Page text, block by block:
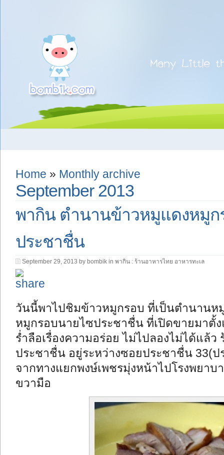
Home » Monthly archive
September 2013
พากิน ตำนานข้าวหมูแดงหมูก
ประชาชื่น
September 29, 2013 by bombik in พากิน : ร้านอาหารไทย อาหารทะเล
วันนี้พาไปชิมข้าวหมูกรอบ ที่เป็นตำนานห
หมูกรอบนายไซประชาชื่น ที่เปิดขายมาตั้
ร่ำลือเรื่องความอร่อย ไม่ไปลองไม่ได้แล้
ประชาชื่น อยู่ระหว่างซอยประชาชื่น 33(
จากทางแยกพงษ์เพชรมุ่งหน้าไปโรงพยา
ขวามือ